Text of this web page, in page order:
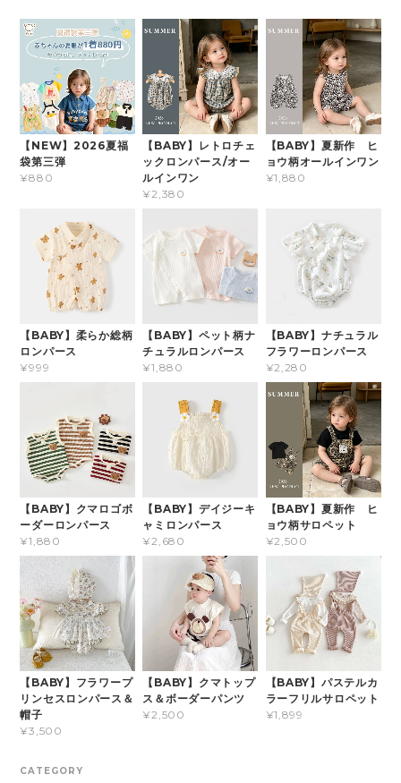
【NEW】2026夏福
袋第三弾
¥880
【BABY】レトロチェ
ックロンパース/オー
ルインワン
¥2,380
【BABY】夏新作 ヒ
ョウ柄オールインワン
¥1,880
【BABY】柔らか総柄
ロンパース
¥999
【BABY】ペット柄ナ
チュラルロンパース
¥1,880
【BABY】ナチュラル
フラワーロンパース
¥2,280
【BABY】クマロゴボ
ーダーロンパース
¥1,880
【BABY】デイジーキ
ャミロンパース
¥2,680
【BABY】夏新作 ヒ
ョウ柄サロペット
¥2,500
【BABY】フラワープ
リンセスロンパース＆
帽子
¥3,500
【BABY】クマトップ
ス＆ボーダーパンツ
¥2,500
【BABY】パステルカ
ラーフリルサロペット
¥1,899
CATEGORY